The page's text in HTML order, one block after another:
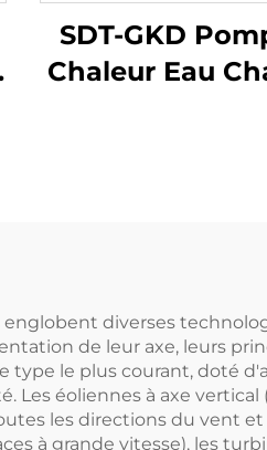
SDT-GKD
Chaleur Eau
Capacité 8.4-
englobent diverses
de leur axe, leurs
type le plus courant, doté
Les éoliennes à axe
les directions du vent
à grande vitesse), les